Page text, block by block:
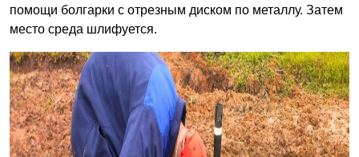
помощи болгарки с отрезным диском по металлу. Затем
место среда шлифуется.